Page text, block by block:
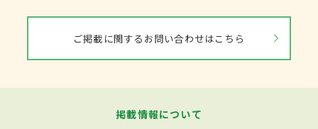
ご掲載に関するお問い合わせはこちら
掲載情報について